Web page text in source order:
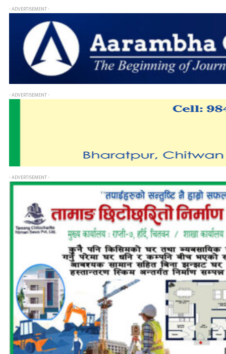
- ADVERTISEMENT -
- ADVERTISEMENT -
- ADVERTISEMENT -